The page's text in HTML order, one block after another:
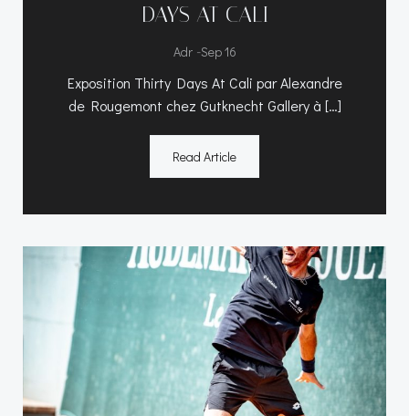
DAYS AT CALI
Adr -Sep 16
Exposition Thirty Days At Cali par Alexandre
de Rougemont chez Gutknecht Gallery à […]
Read Article